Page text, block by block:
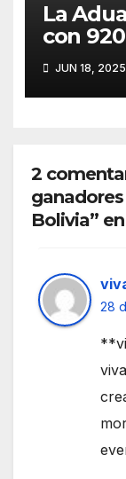
La
con
país
JUN 18, 2025
2
Bolivia”
28